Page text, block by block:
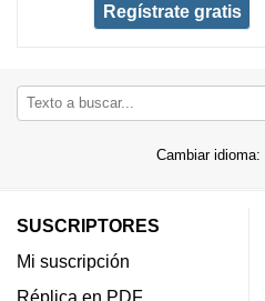
Regístrate gratis
Cambiar idioma:
SUSCRIPTORES
Mi suscripción
Réplica en PDF